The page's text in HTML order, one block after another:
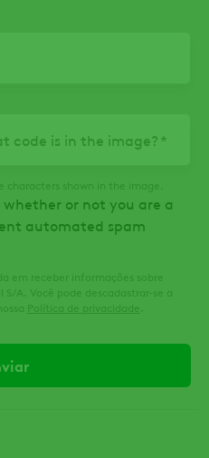
code is in the image?
characters shown in the image.
or not you are a
automated spam
em receber informações sobre
S/A. Você pode descadastrar-se a
Política de privacidade